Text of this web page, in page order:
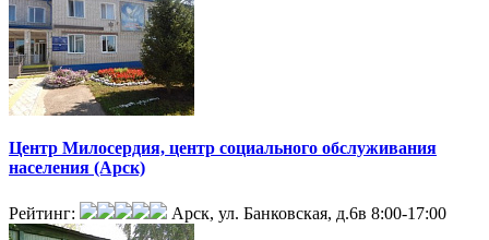
Центр Милосердия, центр социального обслуживания
населения (Арск)
Рейтинг: Арск, ул. Банковская, д.6в 8:00-17:00